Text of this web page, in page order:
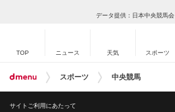
データ提供：日本中央競馬会
TOP ニュース 天気 スポーツ
スポーツ 中央競馬
サイトご利用にあたって